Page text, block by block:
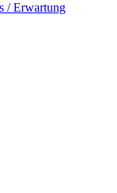
/ Erwartung